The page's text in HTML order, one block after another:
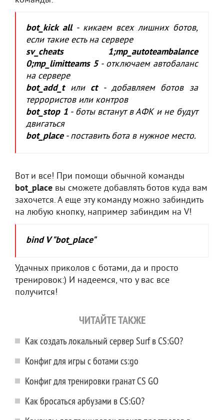
bot_kick all- кикаем всех лишних ботов,
если такие есть на сервере
sv_cheats 1;mp_autoteambalance
0;mp_limitteams 5- отключаем автобаланс
на сервере
bot_add_ t или ct- добавляем ботов за
террористов или контров
bot_stop 1- боты встанут в АФК и не будут
двигаться
bot_place- поставить бота в нужное место.
Вот и все! При помощи обычной команды
bot_place вы сможете добавлять ботов куда вам
захочется. А еще эту команду можно забиндить
на любую кнопку, например забиндим на V!
bind V "bot_place"
Удачных приколов с ботами, да и просто
тренировок:) И надеемся, что у вас все
получится!
ЧИТАЙТЕ ТАКЖЕ
Как создать локальный сервер Surf в CS:GO?
Конфиг для игры с ботами cs:go
Конфиг для тренировки гранат CS GO
Как бросаться арбузами в CS:GO?